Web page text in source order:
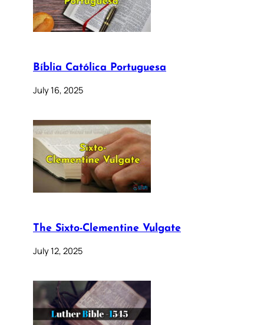
Bíblia Católica Portuguesa
July 16, 2025
The Sixto-Clementine Vulgate
July 12, 2025